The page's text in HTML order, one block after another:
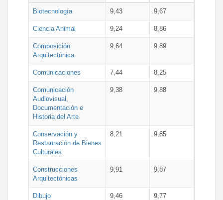
Biotecnología 9,43 9,67
Ciencia Animal 9,24 8,86
Composición
Arquitectónica
9,64 9,89
Comunicaciones 7,44 8,25
Comunicación
Audiovisual,
Documentación e
Historia del Arte
9,38 9,88
Conservación y
Restauración de Bienes
Culturales
8,21 9,85
Construcciones
Arquitectónicas
9,91 9,87
Dibujo 9,46 9,77